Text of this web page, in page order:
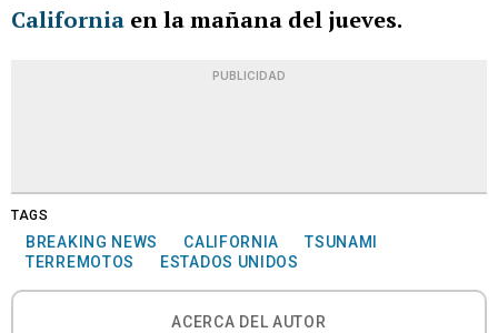
California en la mañana del jueves.
PUBLICIDAD
TAGS
BREAKING NEWS CALIFORNIA
TSUNAMI
TERREMOTOS
ESTADOS UNIDOS
ACERCA DEL AUTOR